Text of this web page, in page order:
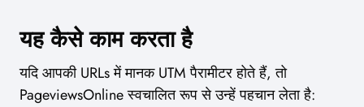
यह कैसे काम करता है
यदि आपकी URLs में मानक UTM पैरामीटर होते हैं, तो
PageviewsOnline स्वचालित रूप से उन्हें पहचान लेता है: